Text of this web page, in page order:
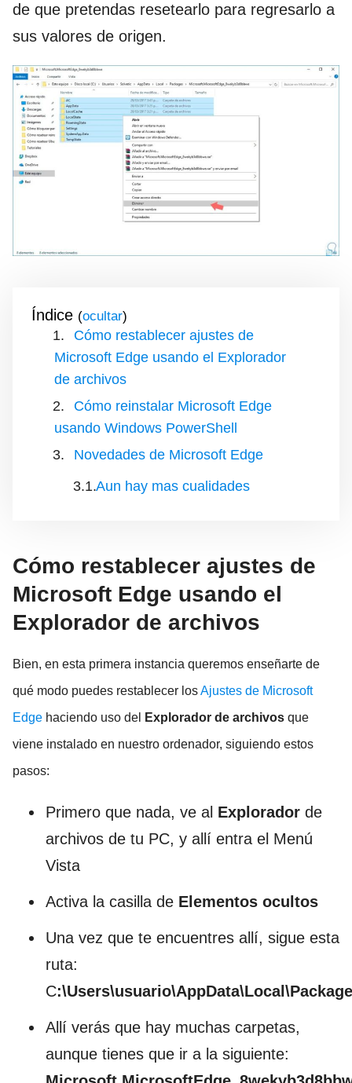
de que pretendas resetearlo para regresarlo a
sus valores de origen.
Índice ( )
Cómo restablecer ajustes de
Microsoft Edge usando el Explorador
de archivos
Cómo reinstalar Microsoft Edge
usando Windows PowerShell
Novedades de Microsoft Edge
Aun hay mas cualidades
Cómo restablecer ajustes de
Microsoft Edge usando el
Explorador de archivos
Bien, en esta primera instancia queremos enseñarte de
qué modo puedes restablecer losAjustes de Microsoft
Edge haciendo uso del Explorador de archivos que
viene instalado en nuestro ordenador, siguiendo estos
pasos:
Primero que nada, ve al Explorador de
archivos de tu PC, y allí entra el Menú
Vista
Activa la casilla de Elementos ocultos
Una vez que te encuentres allí, sigue esta
ruta:
C
Allí verás que hay muchas carpetas,
aunque tienes que ir a la siguiente: